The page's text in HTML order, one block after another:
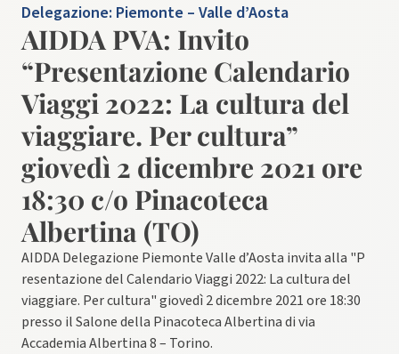
Delegazione: Piemonte – Valle d’Aosta
AIDDA PVA: Invito
“Presentazione Calendario
Viaggi 2022: ​La cultura del
viaggiare. Per cultura”
giovedì 2 dicembre 2021 ore
18:30 c/o Pinacoteca
Albertina (TO)
​AIDDA Delegazione Piemonte Valle d’Aosta invita alla ​"P​
resentazione del ​C​alendario ​V​iaggi 2022​: ​La cultura del
viaggiare. Per cultura" giovedì 2 dicembre 2021 ore 18:30​
presso il Salone della Pinacoteca Albertina di via
Accademia Albertina 8 – Torino.